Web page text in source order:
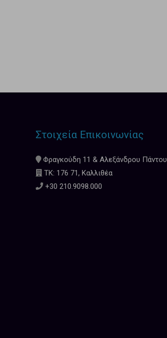
Στοιχεία Επικοινωνίας
Φραγκούδη 11 & Αλεξάνδρου Πάντου
ΤΚ: 176 71, Καλλιθέα
+30 210.9098.000